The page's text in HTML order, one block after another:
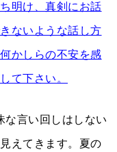
明け、真剣にお話
ないような話し方
かしらの不安を感
て下さい。
な言い回しはしない
えてきます。夏の